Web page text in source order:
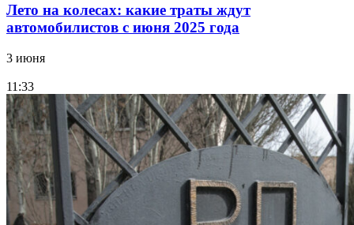
Лето на колесах: какие траты ждут
автомобилистов с июня 2025 года
3 июня
11:33